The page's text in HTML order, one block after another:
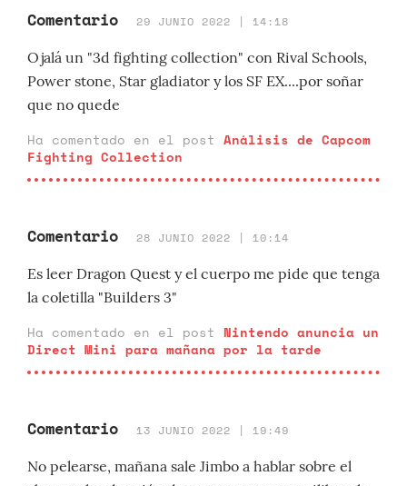
Comentario 29 JUNIO 2022 | 14:18
Ojalá un "3d fighting collection" con Rival Schools,
Power stone, Star gladiator y los SF EX....por soñar
que no quede
Ha comentado en el post Análisis de Capcom
Fighting Collection
Comentario 28 JUNIO 2022 | 10:14
Es leer Dragon Quest y el cuerpo me pide que tenga
la coletilla "Builders 3"
Ha comentado en el post Nintendo anuncia un
Direct Mini para mañana por la tarde
Comentario 13 JUNIO 2022 | 19:49
No pelearse, mañana sale Jimbo a hablar sobre el